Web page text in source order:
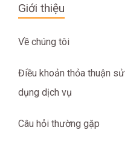
Giới thiệu
Về chúng tôi
Điều khoản thỏa thuận sử
dụng dịch vụ
Câu hỏi thường gặp